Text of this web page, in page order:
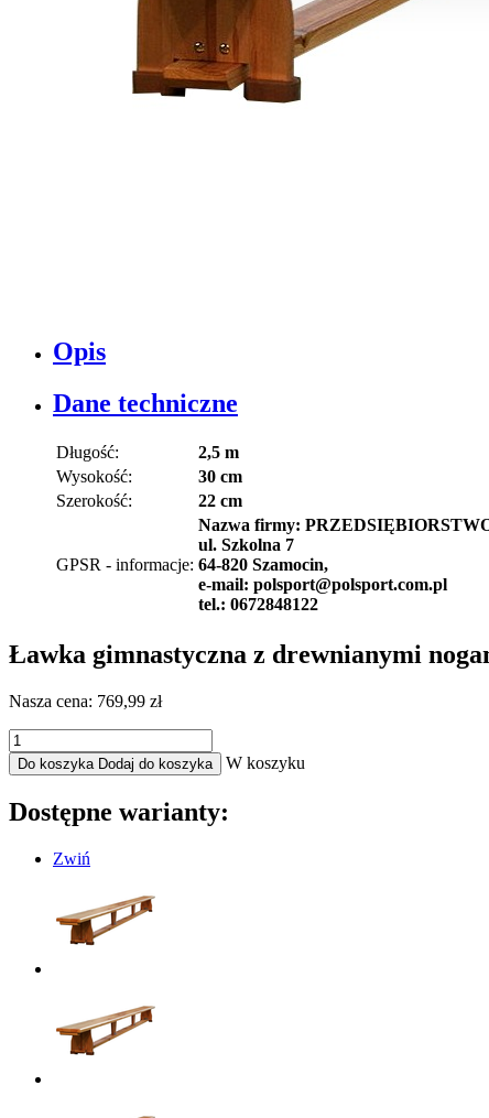
Opis
Dane techniczne
Długość:
2,5 m
Wysokość:
30 cm
Szerokość:
22 cm
GPSR - informacje:
Nazwa firmy:
ul. Szkolna 7
64-820 Szamocin,
e-mail: polsport@polsport.com.pl
tel.: 0672848122
Ławka gimnastyczna z drewnianymi
Nasza cena: 769,99 zł
Do koszyka Dodaj do koszyka W koszyku
Dostępne warianty:
Zwiń